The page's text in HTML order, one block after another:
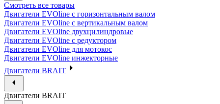
Смотреть все товары
Двигатели EVOline с горизонтальным валом
Двигатели EVOline с вертикальным валом
Двигатели EVOline двухцилиндровые
Двигатели EVOline с редуктором
Двигатели EVOline для мотокос
Двигатели EVOline инжекторные
Двигатели BRAIT
Двигатели BRAIT